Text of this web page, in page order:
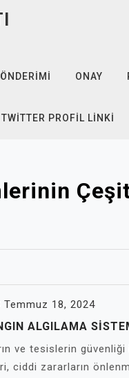
ONAY
TWITTER PROFIL LINKI
Temmuz 18, 2024
ALGILAMA
ve tesislerin
ciddi zararların